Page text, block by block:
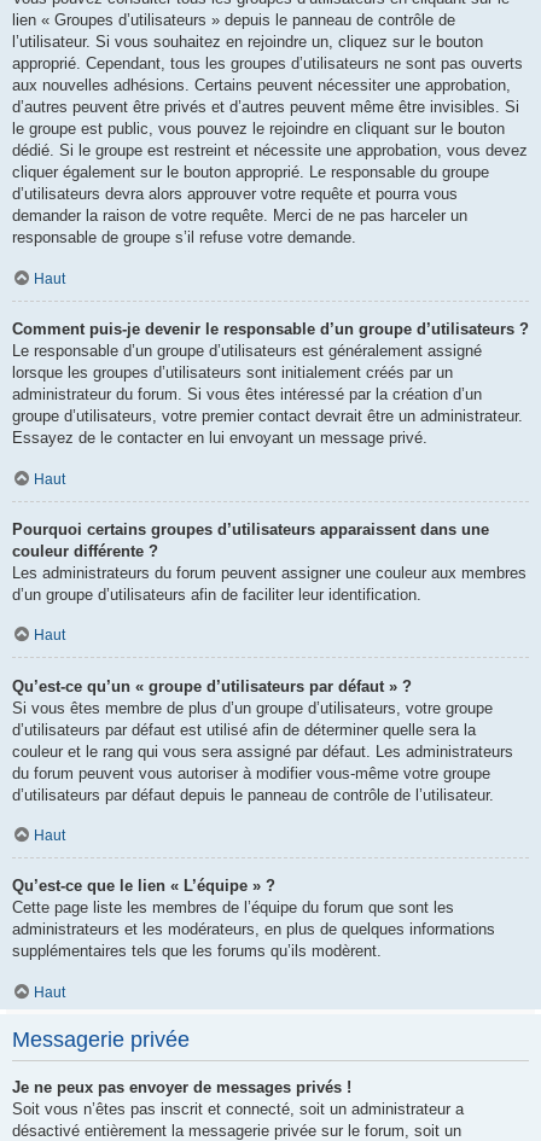
lien « Groupes d’utilisateurs » depuis le panneau de contrôle de
l’utilisateur. Si vous souhaitez en rejoindre un, cliquez sur le bouton
approprié. Cependant, tous les groupes d’utilisateurs ne sont pas ouverts
aux nouvelles adhésions. Certains peuvent nécessiter une approbation,
d’autres peuvent être privés et d’autres peuvent même être invisibles. Si
le groupe est public, vous pouvez le rejoindre en cliquant sur le bouton
dédié. Si le groupe est restreint et nécessite une approbation, vous devez
cliquer également sur le bouton approprié. Le responsable du groupe
d’utilisateurs devra alors approuver votre requête et pourra vous
demander la raison de votre requête. Merci de ne pas harceler un
responsable de groupe s’il refuse votre demande.
Haut
Comment puis-je devenir le responsable d’un groupe d’utilisateurs ?
Le responsable d’un groupe d’utilisateurs est généralement assigné
lorsque les groupes d’utilisateurs sont initialement créés par un
administrateur du forum. Si vous êtes intéressé par la création d’un
groupe d’utilisateurs, votre premier contact devrait être un administrateur.
Essayez de le contacter en lui envoyant un message privé.
Haut
Pourquoi certains groupes d’utilisateurs apparaissent dans une
couleur différente ?
Les administrateurs du forum peuvent assigner une couleur aux membres
d’un groupe d’utilisateurs afin de faciliter leur identification.
Haut
Qu’est-ce qu’un « groupe d’utilisateurs par défaut » ?
Si vous êtes membre de plus d’un groupe d’utilisateurs, votre groupe
d’utilisateurs par défaut est utilisé afin de déterminer quelle sera la
couleur et le rang qui vous sera assigné par défaut. Les administrateurs
du forum peuvent vous autoriser à modifier vous-même votre groupe
d’utilisateurs par défaut depuis le panneau de contrôle de l’utilisateur.
Haut
Qu’est-ce que le lien « L’équipe » ?
Cette page liste les membres de l’équipe du forum que sont les
administrateurs et les modérateurs, en plus de quelques informations
supplémentaires tels que les forums qu’ils modèrent.
Haut
Messagerie privée
Je ne peux pas envoyer de messages privés !
Soit vous n’êtes pas inscrit et connecté, soit un administrateur a
désactivé entièrement la messagerie privée sur le forum, soit un